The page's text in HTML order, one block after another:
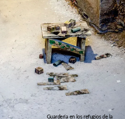
Guardería en los refugios de la